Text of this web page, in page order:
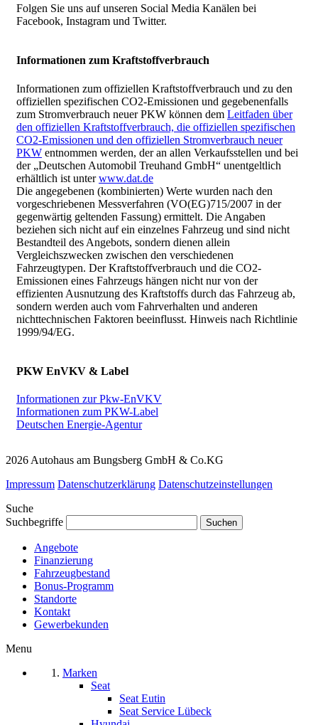
Folgen Sie uns auf unseren Social Media Kanälen bei
Facebook, Instagram und Twitter.
Informationen zum Kraftstoffverbrauch
Informationen zum offiziellen Kraftstoffverbrauch und zu den
offiziellen spezifischen CO2-Emissionen und gegebenenfalls
zum Stromverbrauch neuer PKW können dem Leitfaden über
den offiziellen Kraftstoffverbrauch, die offiziellen spezifischen
CO2-Emissionen und den offiziellen Stromverbrauch neuer
PKW entnommen werden, der an allen Verkaufsstellen und bei
der „Deutschen Automobil Treuhand GmbH“ unentgeltlich
erhältlich ist unterwww.dat.de
Die angegebenen (kombinierten) Werte wurden nach den
vorgeschriebenen Messverfahren (VO(EG)715/2007 in der
gegenwärtig geltenden Fassung) ermittelt. Die Angaben
beziehen sich nicht auf ein einzelnes Fahrzeug und sind nicht
Bestandteil des Angebots, sondern dienen allein
Vergleichszwecken zwischen den verschiedenen
Fahrzeugtypen. Der Kraftstoffverbrauch und die CO2-
Emissionen eines Fahrzeugs hängen nicht nur von der
effizienten Ausnutzung des Kraftstoffs durch das Fahrzeug ab,
sondern werden auch vom Fahrverhalten und anderen
nichttechnischen Faktoren beeinflusst. Hinweis nach Richtlinie
1999/94/EG.
PKW EnVKV & Label
Informationen zur Pkw-EnVKV
Informationen zum PKW-Label
Deutschen Energie-Agentur
2026 Autohaus am Bungsberg GmbH & Co.KG
Impressum Datenschutzerklärung Datenschutzeinstellungen
Suche
Suchbegriffe
Angebote
Finanzierung
Fahrzeugbestand
Bonus-Programm
Standorte
Kontakt
Gewerbekunden
Menu
Marken
Seat
Seat Eutin
Seat Service Lübeck